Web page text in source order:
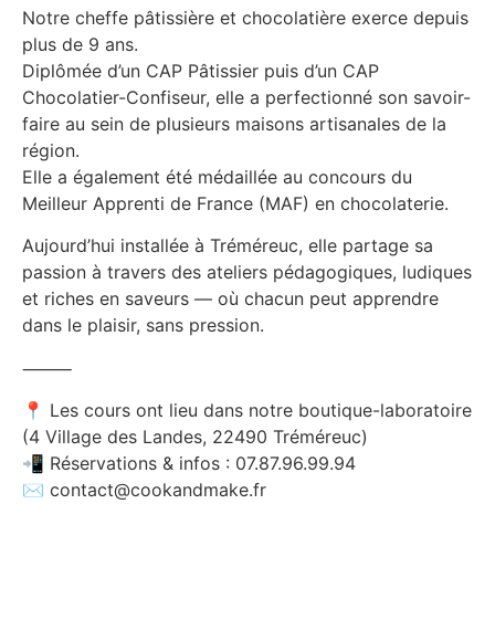
Notre cheffe pâtissière et chocolatière exerce depuis
plus de 9 ans.
Diplômée d’un CAP Pâtissier puis d’un CAP
Chocolatier-Confiseur, elle a perfectionné son savoir-
faire au sein de plusieurs maisons artisanales de la
région.
Elle a également été médaillée au concours du
Meilleur Apprenti de France (MAF) en chocolaterie.
Aujourd’hui installée à Tréméreuc, elle partage sa
passion à travers des ateliers pédagogiques, ludiques
et riches en saveurs — où chacun peut apprendre
dans le plaisir, sans pression.
⸻
📍 Les cours ont lieu dans notre boutique-laboratoire
(4 Village des Landes, 22490 Tréméreuc)
📲 Réservations & infos : 07.87.96.99.94
✉️ contact@cookandmake.fr